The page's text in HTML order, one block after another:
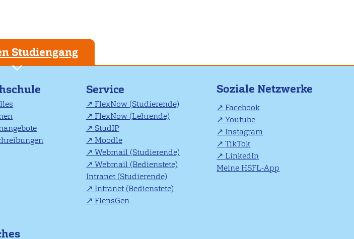
Studiengang
Service
FlexNow (Studierende)
FlexNow (Lehrende)
StudIP
Moodle
Webmail (Studierende)
Webmail (Bedienstete)
Intranet (Studierende)
Intranet (Bedienstete)
FlensGen
Soziale Netzwerke
Facebook
Youtube
Instagram
TikTok
LinkedIn
Meine HSFL-App